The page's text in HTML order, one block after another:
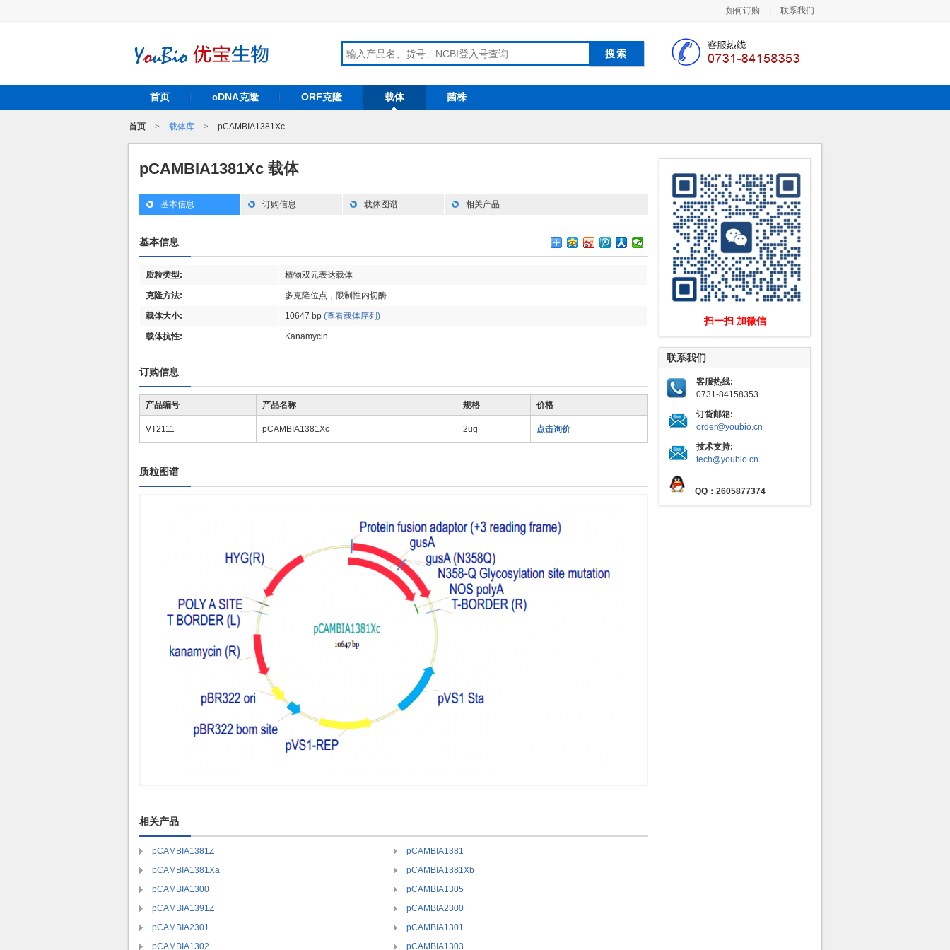
如何订购 联系我们
首页 cDNA克隆 ORF克隆 载体 菌株
首页 > 载体库 > pCAMBIA1381Xc
pCAMBIA1381Xc 载体
基本信息 订购信息 载体图谱 相关产品
基本信息
质粒类型: 植物双元表达载体
克隆方法: 多克隆位点，限制性内切酶
载体大小: 10647 bp (查看载体序列)
载体抗性: Kanamycin
订购信息
产品编号 产品名称 规格 价格
VT2111 pCAMBIA1381Xc 2ug 点击询价
质粒图谱
相关产品
pCAMBIA1381Z
pCAMBIA1381
pCAMBIA1381Xa
pCAMBIA1381Xb
pCAMBIA1300
pCAMBIA1305
pCAMBIA1391Z
pCAMBIA2300
pCAMBIA2301
pCAMBIA1301
pCAMBIA1302
pCAMBIA1303
扫一扫 加微信
联系我们
客服热线:
0731-84158353
订货邮箱:
order@youbio.cn
技术支持:
tech@youbio.cn
QQ：2605877374